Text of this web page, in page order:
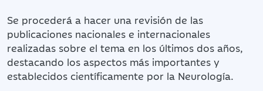
Se procederá a hacer una revisión de las
publicaciones nacionales e internacionales
realizadas sobre el tema en los últimos dos años,
destacando los aspectos más importantes y
establecidos científicamente por la Neurología.